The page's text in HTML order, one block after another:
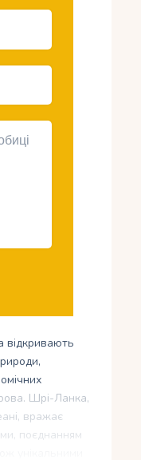
Шрі-Ланка,
вражає
поєднанням